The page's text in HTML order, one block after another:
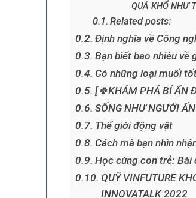
QUÁ KHỔ NHƯ
Related posts:
Định nghĩa về Công
Bạn biết bao nhiêu về
Có những loại muối
[🍀KHÁM PHÁ BÍ ẨN
SỐNG NHƯ NGƯỜI
Thế giới động vật
Cách mà bạn nhìn
Học cùng con trẻ:
QUỸ VINFUTURE
INNOVATALK 2022